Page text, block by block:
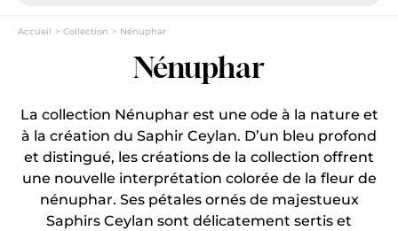
Accueil Collection Nénuphar
Nénuphar
La collection Nénuphar est une ode à la nature et
à la création du Saphir Ceylan. D’un bleu profond
et distingué, les créations de la collection offrent
une nouvelle interprétation colorée de la fleur de
nénuphar. Ses pétales ornés de majestueux
Saphirs Ceylan sont délicatement sertis et